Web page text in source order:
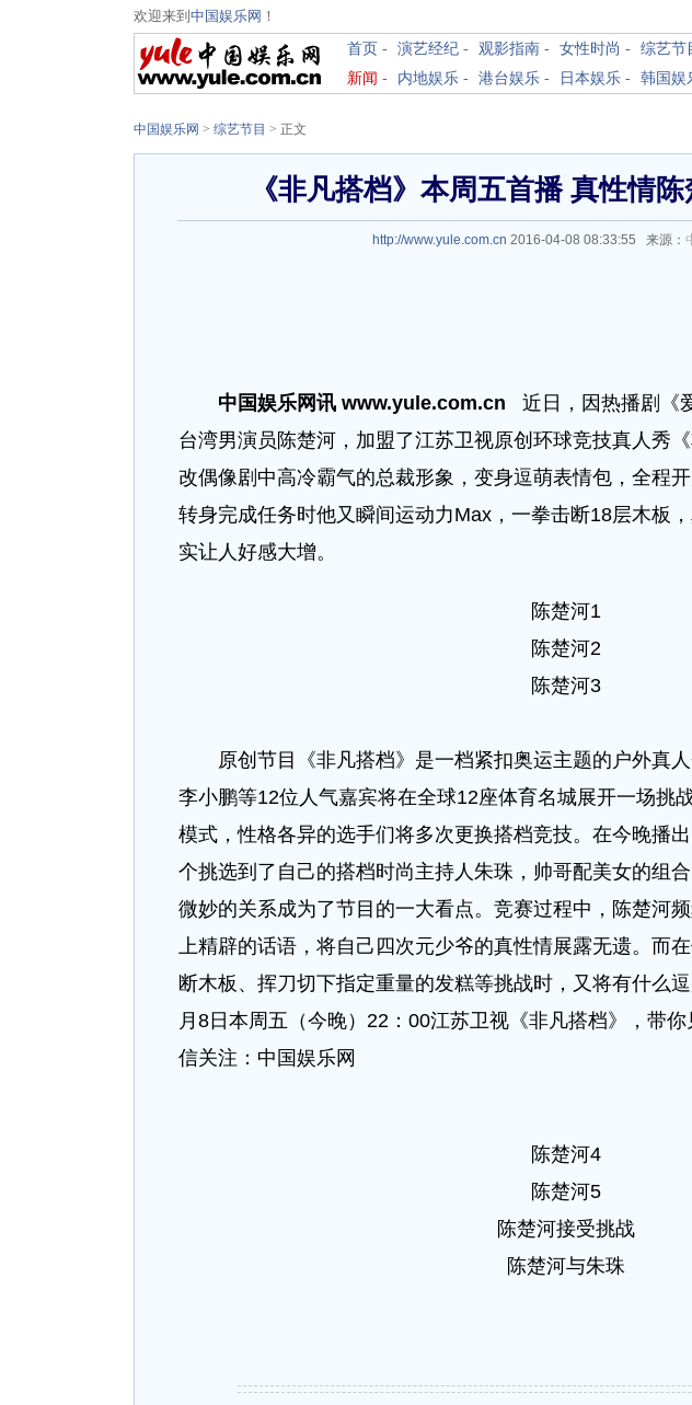
欢迎来到 中国娱乐网 ！
首页 - 演艺经纪 - 观影指南 - 女性时尚 - 综艺节
新闻 - 内地娱乐 - 港台娱乐 - 日本娱乐 - 韩国娱
中国娱乐网 > 综艺节目 > 正文
《非凡搭档》本周五首播 真性情
http://www.yule.com.cn 2016-04-08 08:33:55 来源：
中国娱乐网讯 www.yule.com.cn 近日，因热播剧《
台湾男演员陈楚河，加盟了江苏卫视原创环球竞技真人秀
改偶像剧中高冷霸气的总裁形象，变身逗萌表情包，全程
转身完成任务时他又瞬间运动力Max，一拳击断18层木板
实让人好感大增。
陈楚河1
陈楚河2
陈楚河3
原创节目《非凡搭档》是一档紧扣奥运主题的户外真人
李小鹏等12位人气嘉宾将在全球12座体育名城展开一场挑
模式，性格各异的选手们将多次更换搭档竞技。在今晚播
个挑选到了自己的搭档时尚主持人朱珠，帅哥配美女的组
微妙的关系成为了节目的一大看点。竞赛过程中，陈楚河
上精辟的话语，将自己四次元少爷的真性情展露无遗。而
断木板、挥刀切下指定重量的发糕等挑战时，又将有什么
月8日本周五（今晚）22：00江苏卫视《非凡搭档》，带
信关注：中国娱乐网
陈楚河4
陈楚河5
陈楚河接受挑战
陈楚河与朱珠